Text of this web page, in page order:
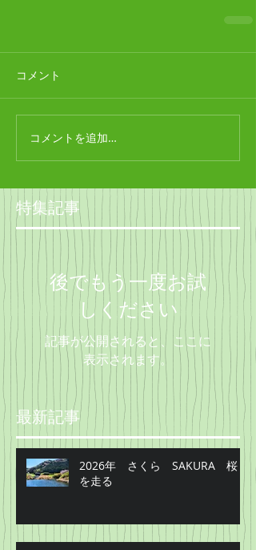
コメント
コメントを追加…
特集記事
後でもう一度お試
しください
記事が公開されると、ここに
表示されます。
最新記事
2026年 さくら SAKURA 桜
を走る